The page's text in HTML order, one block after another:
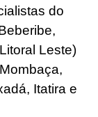
do
Leste)
Itatira e